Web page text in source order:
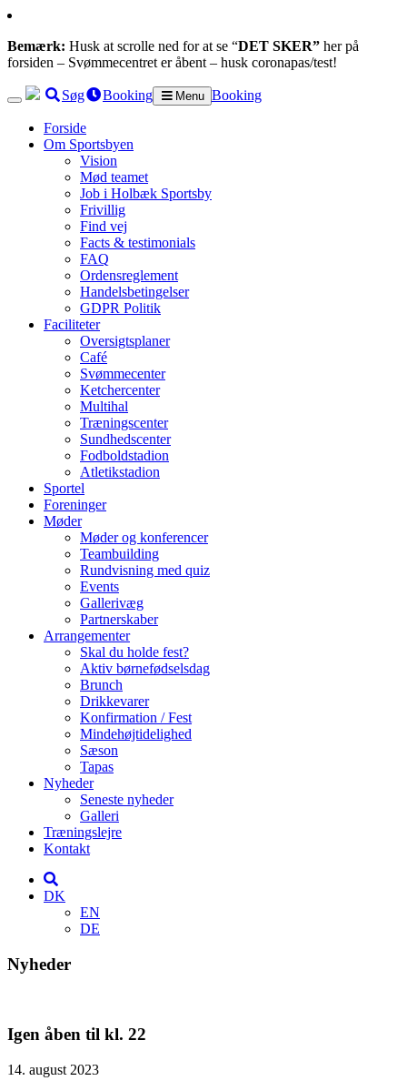
Bemærk: Husk at scrolle ned for at se “DET SKER” her på
forsiden – Svømmecentret er åbent – husk coronapas/test!
Søg Booking Menu Booking
Forside
Om Sportsbyen
Vision
Mød teamet
Job i Holbæk Sportsby
Frivillig
Find vej
Facts & testimonials
FAQ
Ordensreglement
Handelsbetingelser
GDPR Politik
Faciliteter
Oversigtsplaner
Café
Svømmecenter
Ketchercenter
Multihal
Træningscenter
Sundhedscenter
Fodboldstadion
Atletikstadion
Sportel
Foreninger
Møder
Møder og konferencer
Teambuilding
Rundvisning med quiz
Events
Gallerivæg
Partnerskaber
Arrangementer
Skal du holde fest?
Aktiv børnefødselsdag
Brunch
Drikkevarer
Konfirmation / Fest
Mindehøjtidelighed
Sæson
Tapas
Nyheder
Seneste nyheder
Galleri
Træningslejre
Kontakt
DK
EN
DE
Nyheder
Igen åben til kl. 22
14. august 2023